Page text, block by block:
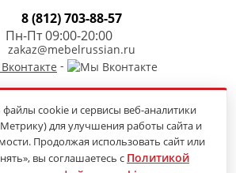
8 (812) 703-88-57
Пн-Пт 09:00-20:00
zakaz@mebelrussian.ru
-
Продвижение сайта
cookie и сервисы веб-аналитики
для улучшения работы сайта и
Продолжая использовать сайт или
вы соглашаетесь с Политикой